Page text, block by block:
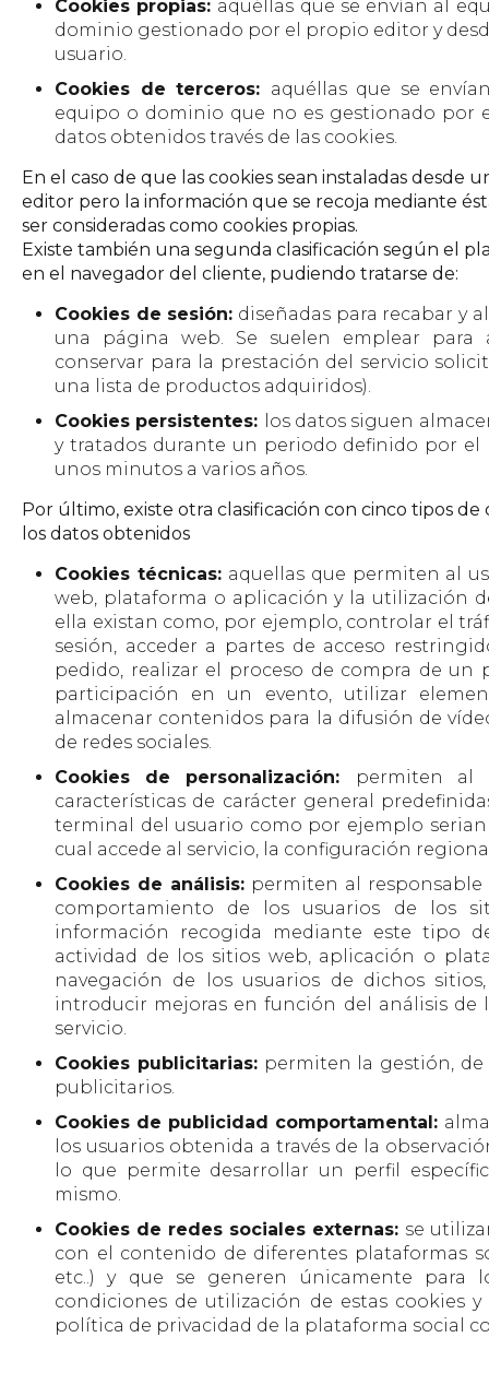
Cookies propias: aquéllas que se envían al
dominio gestionado por el propio editor y
usuario.
Cookies de terceros: aquéllas que se
equipo o dominio que no es gestionado por
datos obtenidos través de las cookies.
En el caso de que las cookies sean instaladas
editor pero la información que se recoja mediante
ser consideradas como cookies propias.
Existe también una segunda clasificación según el
en el navegador del cliente, pudiendo tratarse de:
Cookies de sesión: diseñadas para recabar y
una página web. Se suelen emplear para
conservar para la prestación del servicio
una lista de productos adquiridos).
Cookies persistentes:
los datos siguen
y tratados durante un periodo definido por el
unos minutos a varios años.
Por último, existe otra clasificación con cinco tipos
los datos obtenidos
Cookies técnicas: aquellas que permiten al
web, plataforma o aplicación y la utilización
ella existan como, por ejemplo, controlar el
sesión, acceder a partes de acceso
pedido, realizar el proceso de compra de
participación en un evento, utilizar
almacenar contenidos para la difusión de
de redes sociales.
Cookies de personalización:
permiten al
características de carácter general
terminal del usuario como por ejemplo
cual accede al servicio, la configuración
Cookies de análisis: permiten al responsable
comportamiento de los usuarios de los
información recogida mediante este tipo
actividad de los sitios web, aplicación o
navegación de los usuarios de dichos
introducir mejoras en función del análisis de
servicio.
Cookies publicitarias:permiten la gestión, de
publicitarios.
Cookies de publicidad comportamental:
los usuarios obtenida a través de la
lo que permite desarrollar un perfil
mismo.
Cookies de redes sociales externas: se
con el contenido de diferentes plataformas
etc..) y que se generen únicamente para
condiciones de utilización de estas cookies
política de privacidad de la plataforma social